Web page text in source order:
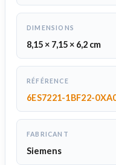
DIMENSIONS
8,15 × 7,15 × 6,2 cm
RÉFÉRENCE
6ES7221-1BF22-
FABRICANT
Siemens